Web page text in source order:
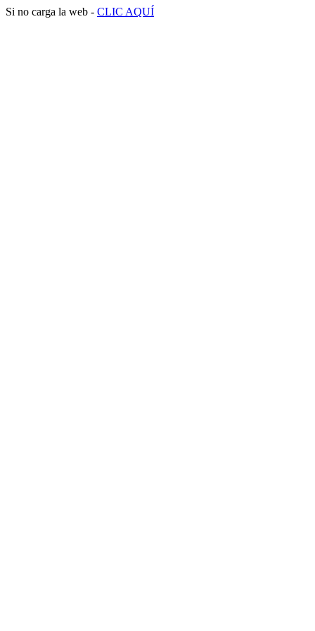
Si no carga la web - CLIC AQUÍ